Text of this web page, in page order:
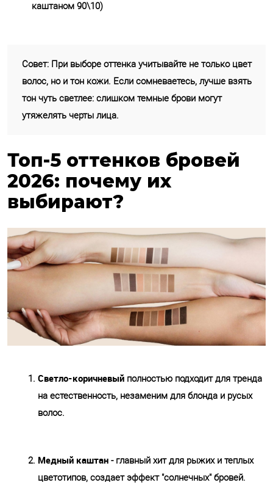
каштаном 90\10)
Совет: При выборе оттенка учитывайте не только цвет
волос, но и тон кожи. Если сомневаетесь, лучше взять
тон чуть светлее: слишком темные брови могут
утяжелять черты лица.
Топ-5 оттенков бровей
2026: почему их
выбирают?
Светло-коричневый полностью подходит для тренда
на естественность, незаменим для блонда и русых
волос.
Медный каштан - главный хит для рыжих и теплых
цветотипов, создает эффект "солнечных" бровей.